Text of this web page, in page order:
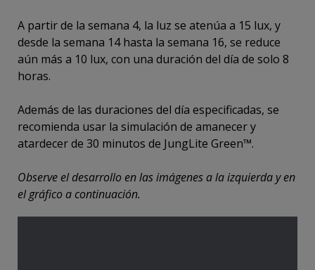
A partir de la semana 4, la luz se atenúa a 15 lux, y
desde la semana 14 hasta la semana 16, se reduce
aún más a 10 lux, con una duración del día de solo 8
horas.
Además de las duraciones del día especificadas, se
recomienda usar la simulación de amanecer y
atardecer de 30 minutos de JungLite Green™.
Observe el desarrollo en las imágenes a la izquierda y en
el gráfico a continuación.